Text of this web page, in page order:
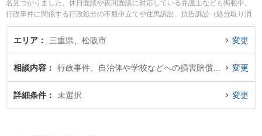
名見つかりました。休日面談や夜間面談に対応している弁護士なども掲載中。
行政事件に関係する行政処分の不服申立てや住民訴訟、抗告訴訟（処分取り消
し等）等の細かな分野での絞り込み検索もでき便利です。特に本庄法律事務所
の本庄 美和子弁護士や山本法律事務所の山本 哲也弁護士のプロフィール情報や
談したい』『自治体や学校などへの損害賠償・慰謝料請求のトラブル解決の実
績豊富な近くの弁護士を検索したい』『初回相談無料で自治体や学校などへの
損害賠償・慰謝料請求を法律相談できる松阪市内の弁護士に相談予約したい』
エリア 三重県、松阪市 変更
相談内容 変更
詳細条件 未選択 変更